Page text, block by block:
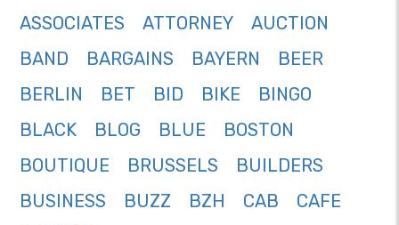
ASSOCIATES
ATTORNEY
AUCTION
BAND
BARGAINS BAYERN
BEER
BERLIN
BET BID BIKE
BINGO
BLACK
BLOG BLUE
BOSTON
BOUTIQUE
BRUSSELS
BUILDERS
BUSINESS
BUZZ BZH CAB
CAFE